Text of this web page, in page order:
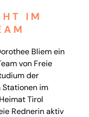
IM
Bliem ein
von Freie
der
im
Tirol
Rednerin aktiv